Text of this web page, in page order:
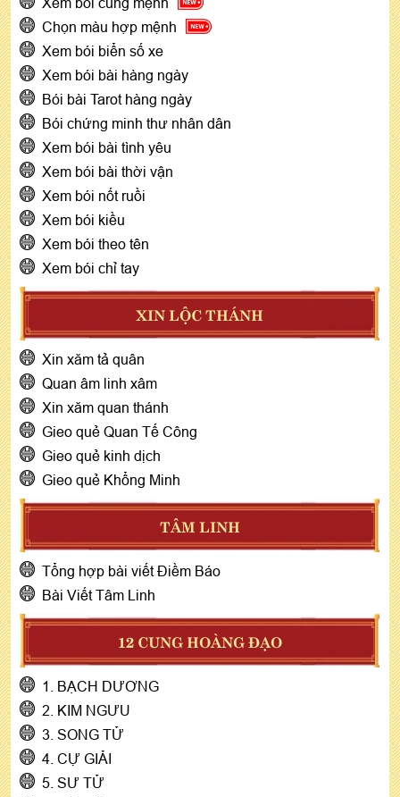
Chọn màu hợp mệnh
Xem bói biển số xe
Xem bói bài hàng ngày
Bói bài Tarot hàng ngày
Bói chứng minh thư nhân dân
Xem bói bài tình yêu
Xem bói bài thời vận
Xem bói nốt ruồi
Xem bói kiều
Xem bói theo tên
Xem bói chỉ tay
XIN LỘC THÁNH
Xin xăm tả quân
Quan âm linh xâm
Xin xăm quan thánh
Gieo quẻ Quan Tế Công
Gieo quẻ kinh dịch
Gieo quẻ Khổng Minh
TÂM LINH
Tổng hợp bài viết Điềm Báo
Bài Viết Tâm Linh
12 CUNG HOÀNG ĐẠO
1. BẠCH DƯƠNG
2. KIM NGƯU
3. SONG TỬ
4. CỰ GIẢI
5. SƯ TỬ